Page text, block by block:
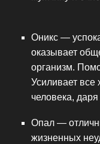
Оникс —
оказывает
организм.
Усиливает все
человека,
Опал —
жизненных